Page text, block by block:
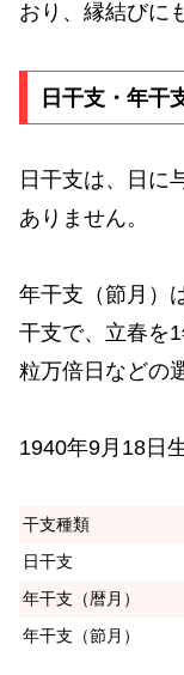
おり、縁結びに
日干支・年干
日干支は、日に
ありません。
年干支（節月）
干支で、立春を
粒万倍日などの
1940年9月18日
干支種類
日干支
年干支（暦月）
年干支（節月）